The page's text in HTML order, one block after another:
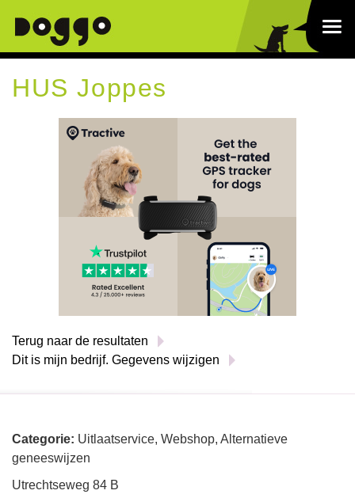
HUS Joppes
Terug naar de resultaten
Dit is mijn bedrijf. Gegevens wijzigen
Categorie: Uitlaatservice, Webshop, Alternatieve
geneeswijzen
Utrechtseweg 84 B